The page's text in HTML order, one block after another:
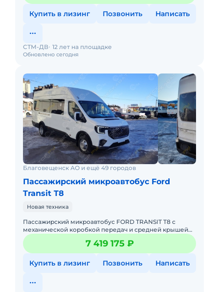
Купить в лизинг Позвонить Написать
Обновлено сегодня
СТМ-ДВ 12 лет на площадке
Благовещенск АО и ещё 49 городов
Пассажирский микроавтобус Ford
Transit T8
Новая техника
Пассажирский микроавтобус FORD TRANSIT T8 с
механической коробкой передач и средней крышей
предназначен для перевозки до 18 пассажиров на
городских, пригородных7 419 175 ₽
Купить в лизинг Позвонить Написать